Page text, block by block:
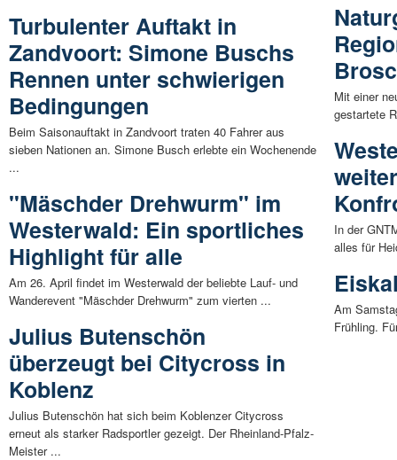
Turbulenter Auftakt in
Zandvoort: Simone Buschs
Rennen unter schwierigen
Bedingungen
Beim Saisonauftakt in Zandvoort traten 40 Fahrer aus
sieben Nationen an. Simone Busch erlebte ein Wochenende
...
"Mäschder Drehwurm" im
Westerwald: Ein sportliches
Highlight für alle
Am 26. April findet im Westerwald der beliebte Lauf- und
Wanderevent "Mäschder Drehwurm" zum vierten ...
Julius Butenschön
überzeugt bei Citycross in
Koblenz
Julius Butenschön hat sich beim Koblenzer Citycross
erneut als starker Radsportler gezeigt. Der Rheinland-Pfalz-
Meister ...
Mit einer
gestartete
In der
alles für
Am
Frühling.